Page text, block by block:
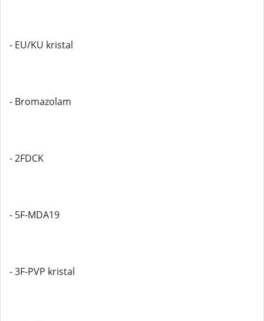
- EU/KU kristal
- Bromazolam
- 2FDCK
- 5F-MDA19
- 3F-PVP kristal